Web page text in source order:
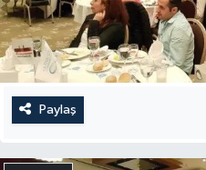
Paylaş